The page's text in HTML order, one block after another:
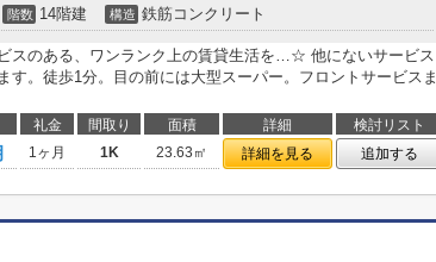
階数 14階建 構造 鉄筋コンクリート
スのある、ワンランク上の賃貸生活を…☆ 他にないサービス
す。徒歩1分。目の前には大型スーパー。フロントサービスま
礼金 間取り 面積 詳細
検討リスト
1ヶ月 1K 23.63㎡ 詳細を見る 追加する